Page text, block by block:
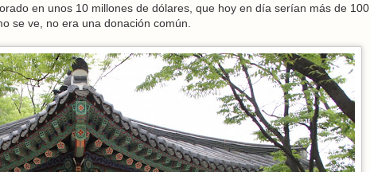
en unos 10 millones de dólares, que hoy en día serían más de 100
se ve, no era una donación común.